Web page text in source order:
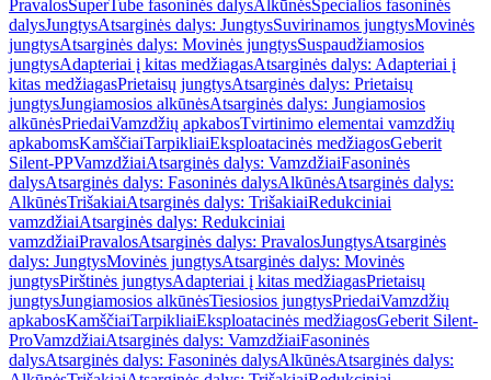
PravalosSuperTube fasoninės dalysAlkūnėsSpecialios fasoninės
dalysJungtysAtsarginės dalys: JungtysSuvirinamos jungtysMovinės
jungtysAtsarginės dalys: Movinės jungtysSuspaudžiamosios
jungtysAdapteriai į kitas medžiagasAtsarginės dalys: Adapteriai į
kitas medžiagasPrietaisų jungtysAtsarginės dalys: Prietaisų
jungtysJungiamosios alkūnėsAtsarginės dalys: Jungiamosios
alkūnėsPriedaiVamzdžių apkabosTvirtinimo elementai vamzdžių
apkabomsKamščiaiTarpikliaiEksploatacinės medžiagosGeberit
Silent-PPVamzdžiaiAtsarginės dalys: VamzdžiaiFasoninės
dalysAtsarginės dalys: Fasoninės dalysAlkūnėsAtsarginės dalys:
AlkūnėsTrišakiaiAtsarginės dalys: TrišakiaiRedukciniai
vamzdžiaiAtsarginės dalys: Redukciniai
vamzdžiaiPravalosAtsarginės dalys: PravalosJungtysAtsarginės
dalys: JungtysMovinės jungtysAtsarginės dalys: Movinės
jungtysPirštinės jungtysAdapteriai į kitas medžiagasPrietaisų
jungtysJungiamosios alkūnėsTiesiosios jungtysPriedaiVamzdžių
apkabosKamščiaiTarpikliaiEksploatacinės medžiagosGeberit Silent-
ProVamzdžiaiAtsarginės dalys: VamzdžiaiFasoninės
dalysAtsarginės dalys: Fasoninės dalysAlkūnėsAtsarginės dalys: